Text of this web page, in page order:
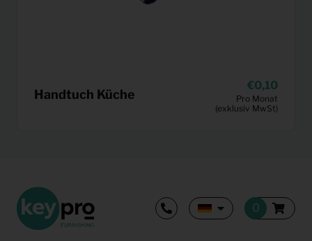
Handtuch Küche
0,10
Pro Monat
(exklusiv MwSt)